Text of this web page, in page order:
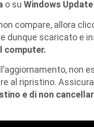
o su Windows Update
compare, allora
dunque scaricato e
computer.
non
al ripristino.
e di non